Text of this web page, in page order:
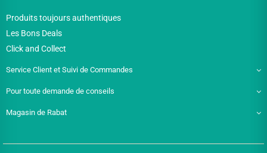
Produits toujours authentiques
Les Bons Deals
Click and Collect
Service Client et Suivi de Commandes
Pour toute demande de conseils
Magasin de Rabat